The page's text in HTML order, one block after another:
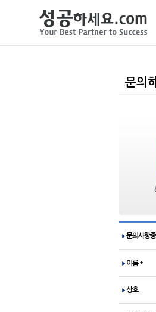
문의
문의사항
이름*
상호